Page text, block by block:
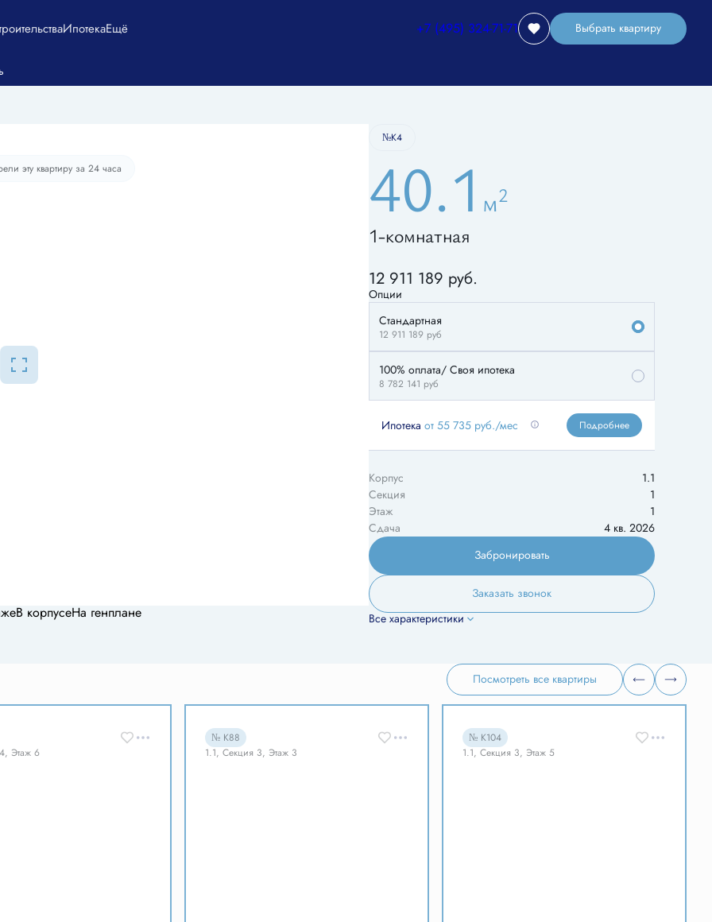
ИпотекаЕщё +7 (495) 324-71-71 Выбрать квартиру
эту квартиру за 24 часа
В корпусеНа генплане
№К4
40.1 м2
1-комнатная
12 911 189 руб.
Опции
Стандартная
12 911 189 руб
100% оплата/ Своя ипотека
8 782 141 руб
Ипотека от 55 735 руб./мес Подробнее
Корпус
1.1
Секция
1
Этаж
1
Сдача
4 кв. 2026
Забронировать
Заказать звонок
Все характеристики
Посмотреть все квартиры
Этаж 6
№ К88
1.1, Секция 3, Этаж 3
№ К104
1.1, Секция 3, Этаж 5